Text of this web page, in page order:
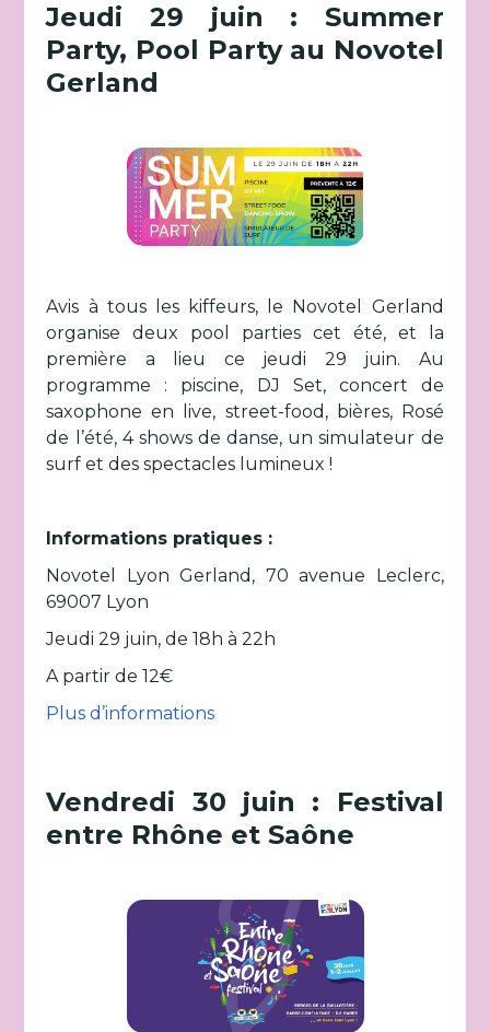
Jeudi 29 juin : Summer
Party, Pool Party au Novotel
Gerland
Avis à tous les kiffeurs, le Novotel Gerland
organise deux pool parties cet été, et la
première a lieu ce jeudi 29 juin. Au
programme : piscine, DJ Set, concert de
saxophone en live, street-food, bières, Rosé
de l’été, 4 shows de danse, un simulateur de
surf et des spectacles lumineux !
Informations pratiques :
Novotel Lyon Gerland, 70 avenue Leclerc,
69007 Lyon
Jeudi 29 juin, de 18h à 22h
A partir de 12€
Plus d’informations
Vendredi 30 juin : Festival
entre Rhône et Saône